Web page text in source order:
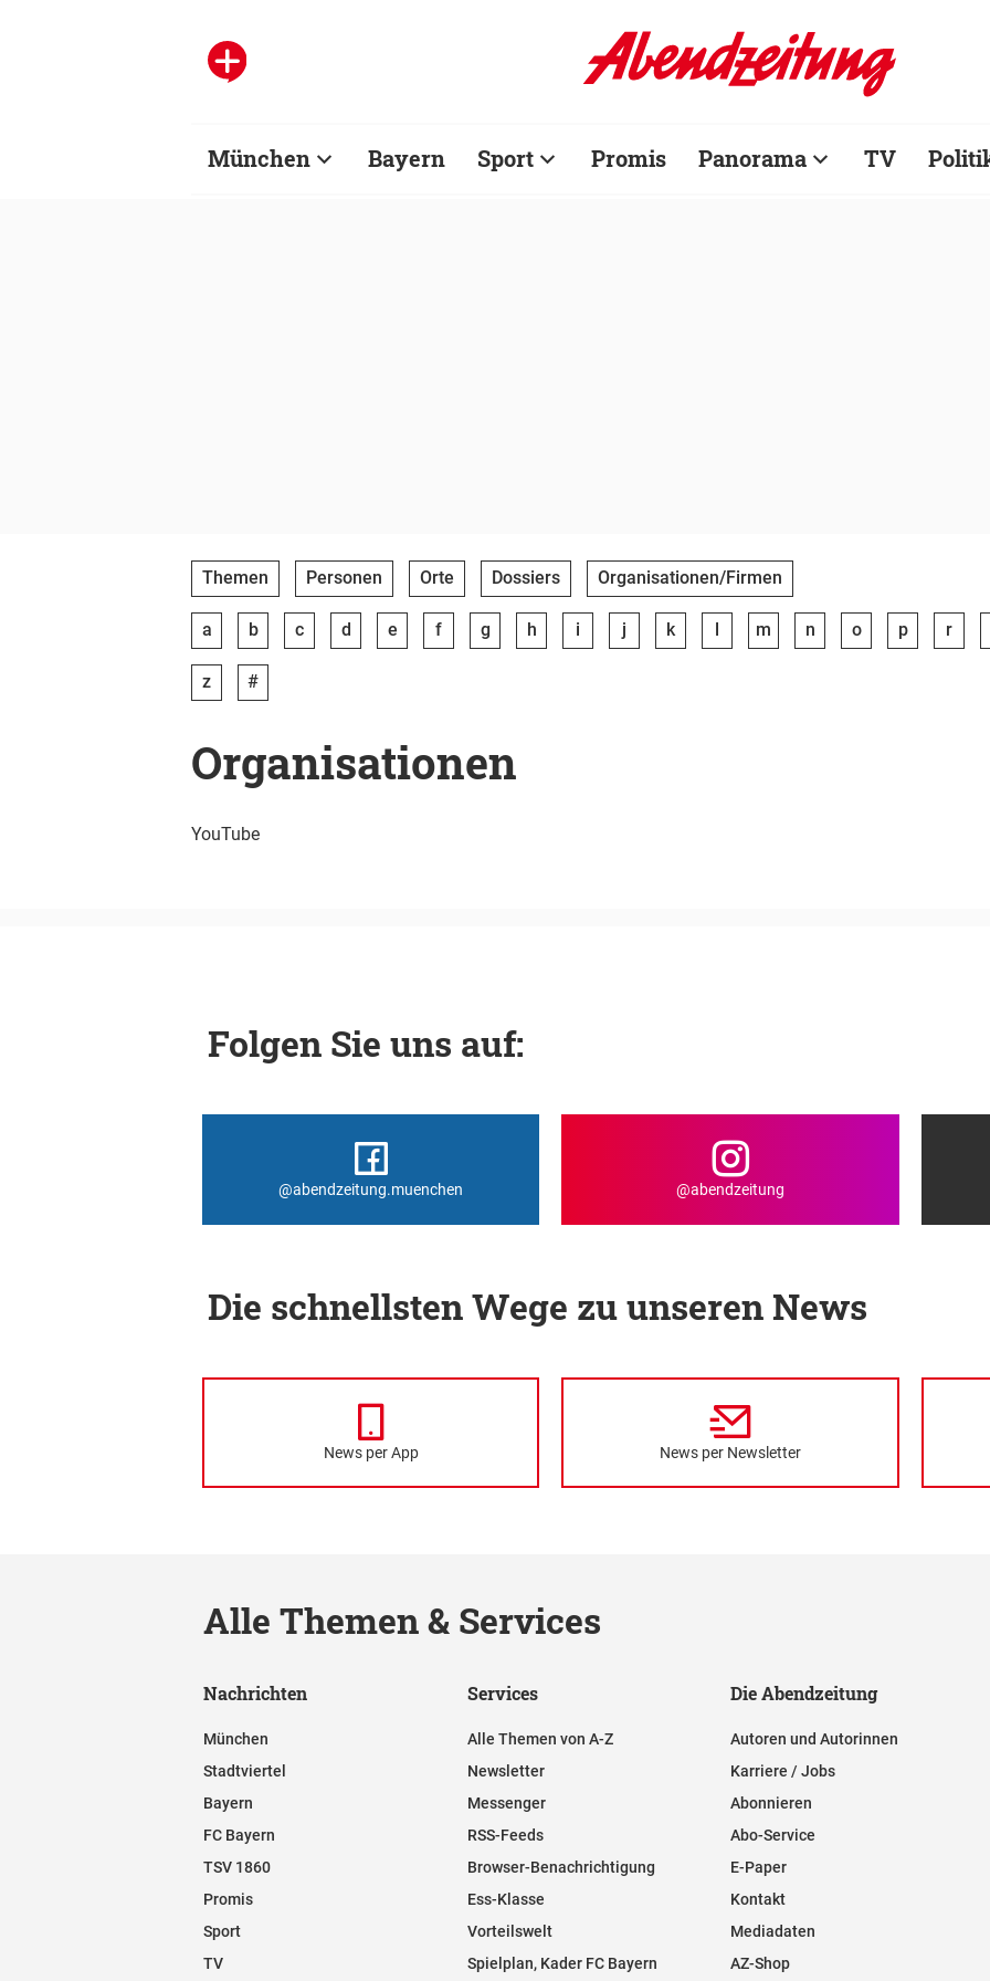
München Bayern Sport Promis Panorama TV
Themen Personen Orte Dossiers Organisationen/Firmen
a b c d e f g h i j k l m n o p r
z #
Organisationen
YouTube
Folgen Sie uns auf:
@abendzeitung.muenchen @abendzeitung
Die schnellsten Wege zu unseren News
News per App News per Newsletter
Alle Themen & Services
Nachrichten
München
Stadtviertel
Bayern
FC Bayern
TSV 1860
Promis
Sport
TV
Services
Alle Themen von A-Z
Newsletter
Messenger
RSS-Feeds
Browser-Benachrichtigung
Ess-Klasse
Vorteilswelt
Spielplan, Kader FC Bayern
Die Abendzeitung
Autoren und Autorinnen
Karriere / Jobs
Abonnieren
Abo-Service
E-Paper
Kontakt
Mediadaten
AZ-Shop